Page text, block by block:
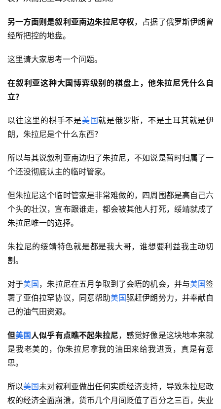
另一方面则是叙利亚南边朱拉尼夺权，占据了俄罗斯伊朗曾
经所把控的地盘。
这里请大家思考一个问题。
在叙利亚这种大国博弈级别的棋盘上，他朱拉尼凭什么自
立？
以往这里的棋手不是美国就是俄罗斯，不是土耳其就是伊
朗，朱拉尼是个什么东西？
所以与其说叙利亚南边归了朱拉尼，不如说是暂时归属了一
个还没彻底认主的临时管家。
但朱拉尼这个临时管家是非常难做的，四周围都是高自己六
个头的壮汉，宣布跟谁走，都会被其他人打死，绥靖就成了
朱拉尼唯一的选择。
朱拉尼的绥靖特色就是都是我大哥，谁想要利益我主动切
割。
对于美国 ，朱拉尼在五月争取到了会晤的机会，并与美国签
署了亚伯拉罕协议，同意帮助美国驱赶伊朗势力，并奉献自
己的油气田资源。
但美国 人似乎有点瞧不起朱拉尼，感觉好像是这块地本来就
是我老美的，你朱拉尼拿我的油田来给我进贡，真是有意
思。
所以美国未对叙利亚做出任何实质经济支持，导致朱拉尼政
权的经济全面崩溃，货币几个月间贬值了百分之三百，失业